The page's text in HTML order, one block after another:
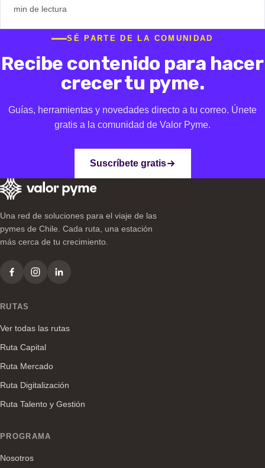
min de lectura
SÉ PARTE DE LA COMUNIDAD
Recibe contenido para hacer
crecer tu pyme.
Guías, herramientas y novedades directo a tu correo. Únete
gratis a la comunidad de Valor Pyme.
Suscríbete gratis
Una red de soluciones para el viaje de las
pymes de Chile. Cada ruta, una estación
más cerca de tu crecimiento.
RUTAS
Ver todas las rutas
Ruta Capital
Ruta Mercado
Ruta Digitalización
Ruta Talento y Gestión
PROGRAMA
Nosotros